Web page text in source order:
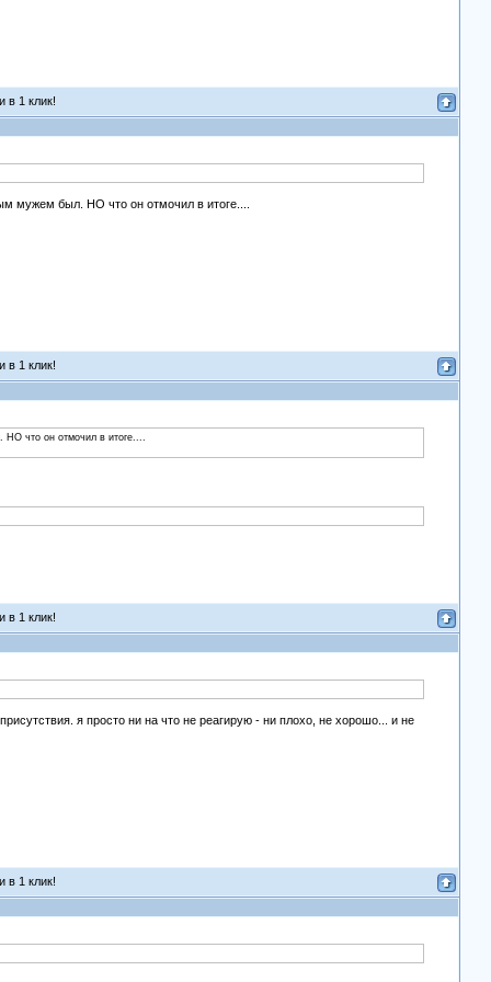
в 1 клик!
мужем был. НО что он отмочил в итоге....
в 1 клик!
НО что он отмочил в итоге....
в 1 клик!
я просто ни на что не реагирую - ни плохо, не хорошо... и не
в 1 клик!